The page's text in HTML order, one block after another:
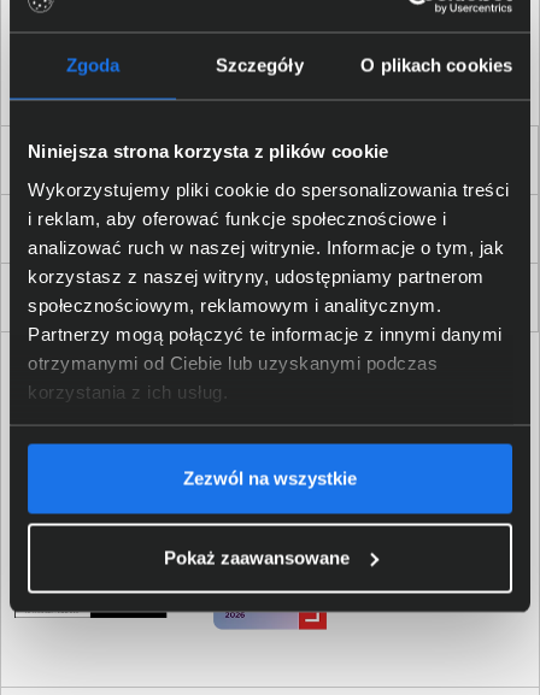
Zgoda Szczegóły O plikach cookies
Niniejsza strona korzysta z plików cookie
Wykorzystujemy pliki cookie do spersonalizowania treści
i reklam, aby oferować funkcje społecznościowe i
analizować ruch w naszej witrynie. Informacje o tym, jak
korzystasz z naszej witryny, udostępniamy partnerom
społecznościowym, reklamowym i analitycznym.
Partnerzy mogą połączyć te informacje z innymi danymi
otrzymanymi od Ciebie lub uzyskanymi podczas
korzystania z ich usług.
Zezwól na wszystkie
Pokaż zaawansowane
Dla Firm i Instytucji
Zakupy
Delkom 2000